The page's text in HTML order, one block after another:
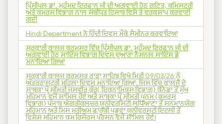
ਪ੍ਰਿੰਸੀਪਲ ਡਾ. ਮੁਹੰਮਦ ਇਰਫਾਨ ਜੀ ਦੀ ਅਗਵਾਈ ਹੇਠ ਗਣਿਤ, ਕਮਿਸਟਰੀ
ਅਤੇ ਕਮਰਸ ਵਿਭਾਗ ਨਾਲ ਸੰਬੰਧਿਤ ਹਿਸਾਬ ਵਿਸ਼ੇ ਤੇ ਵਰਕਸ਼ਾਪ ਕਰਵਾਈ
ਗਈ
Hindi Department ਨੇ ਹਿੰਦੀ ਦਿਵਸ ਮੌਕੇ ਸੈਮੀਨਰ ਕਰਵਾਇਆ
ਸਰਕਾਰੀ ਕਾਲਜ ਕਰਮਸਰ ਵਿੱਚ ਪ੍ਰਿੰਸੀਪਲ ਡਾ. ਮੁਹੰਮਦ ਇਰਫਾਨ ਜੀ ਦੀ
ਅਗਵਾਈ ਹੇਠ ਸਾਇੰਸ ਵਿਭਾਗ ਦਿਵਸ ਦੁਆਰਾ ਨੈਸ਼ਨਲ ਸਾਇੰਸ ਡੇ
ਮਨਾਇਆ ਗਿਆ
ਸਰਕਾਰੀ ਕਾਲਜ ਕਰਮਸਰ ਰਾੜਾ ਸਾਹਿਬ ਵਿਖੇ ਮਿਤੀ 09/03/26 ਨੂੰ
ਅੰਤਰਰਾਸ਼ਟਰੀ ਮਹਿਲਾ ਦਿਵਸ ਮਨਾਇਆ ਗਿਆ, ਜਿਸ ਵਿੱਚ ਕਾਲਜ ਦੇ
ਸਾਬਕਾ ਪ੍ਰੋ ਸ੍ਰੀਮਤੀ ਜਸਵੀਰ ਕੌਰ( ਇਕਨਾਮਿਕਸ ਵਿਭਾਗ) ਕੈਨੇਡਾ ਤੋਂ ਮੁੱਖ
ਮਹਿਮਾਨ ਵਜੋਂ ਸ਼ਾਮਿਲ ਹੋਏ ਅਤੇ ਸਾਬਕਾ ਪ੍ਰੋ ਸ੍ਰੀਮਤੀ ਪੂਨਮ (ਕਮਰਸ
ਵਿਭਾਗ) ਪੰਜਾਬ ਐਗਰੀਕਲਚਰ ਯੂਨੀਵਰਸਿਟੀ ਲੁਧਿਆਣਾ ਤੋਂ ਸਨਮਾਨਯੋਗ
ਮਹਿਮਾਨ ਅਤੇ ਮਿਸ ਮਰੀਅਮ ਫਾਰੂਕੀ ਪਡੂਵਾ ਯੂਨੀਵਰਸਟੀ ਇਟਲੀ ਤੋਂ
ਵਿਸ਼ੇਸ਼ ਮਹਿਮਾਨ ਕਮ ਰਿਸੋਰਸ ਪਰਸਨ ਵਜੋਂ ਸ਼ਾਮਿਲ ਹੋਏ।